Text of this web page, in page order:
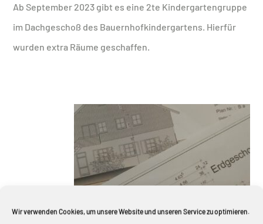
Wir verwenden Cookies, um unsere Website und unseren Service zu optimieren.
Ab September 2023 gibt es eine 2te Kindergartengruppe
im Dachgeschoß des Bauernhofkindergartens. Hierfür
wurden extra Räume geschaffen.